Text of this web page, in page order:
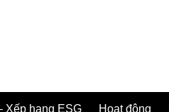
Xếp hạng ESG Hoạt động